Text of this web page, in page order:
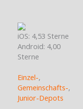
iOS: 4,53 Sterne
Android: 4,00
Sterne
Einzel-,
Gemeinschafts-,
Junior-Depots